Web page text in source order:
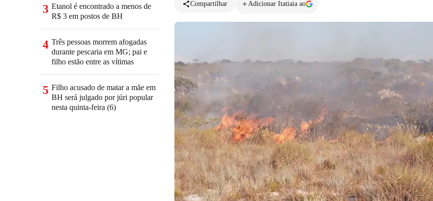
Compartilhar
Adicionar Itatiaia ao
3 Etanol é encontrado a menos de
R$ 3 em postos de BH
4 Três pessoas morrem afogadas
durante pescaria em MG; pai e
filho estão entre as vítimas
5 Filho acusado de matar a mãe em
BH será julgado por júri popular
nesta quinta-feira (6)